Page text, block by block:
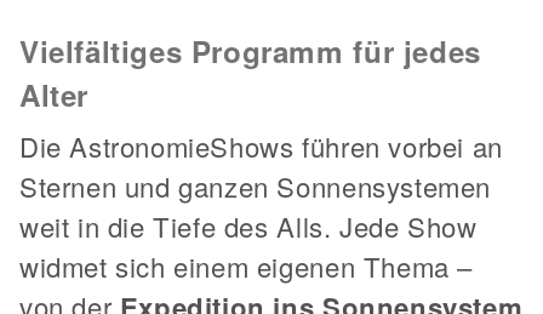
Vielfältiges Programm für jedes
Alter
Die AstronomieShows führen vorbei an
Sternen und ganzen Sonnensystemen
weit in die Tiefe des Alls. Jede Show
widmet sich einem eigenen Thema –
von der